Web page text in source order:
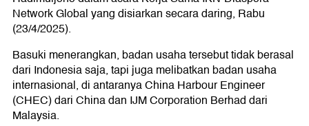
Network Global yang disiarkan secara daring, Rabu
(23/4/2025).
Basuki menerangkan, badan usaha tersebut tidak berasal
dari Indonesia saja, tapi juga melibatkan badan usaha
internasional, di antaranya China Harbour Engineer
(CHEC) dari China dan IJM Corporation Berhad dari
Malaysia.